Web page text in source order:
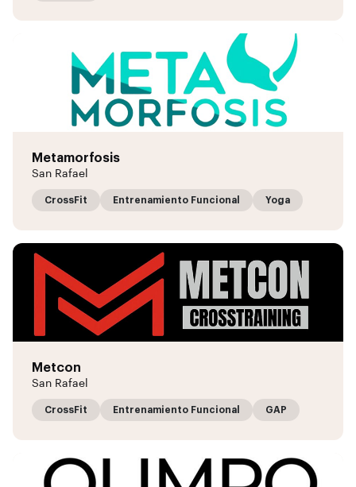
Metamorfosis
San Rafael
CrossFit Entrenamiento Funcional Yoga
Metcon
San Rafael
CrossFit Entrenamiento Funcional GAP